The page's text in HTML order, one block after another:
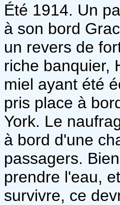
Été 1914. Un
à son bord
un revers de
riche banquier,
miel ayant été
pris place à
York. Le
à bord d'une
passagers.
prendre l'eau,
survivre, ce